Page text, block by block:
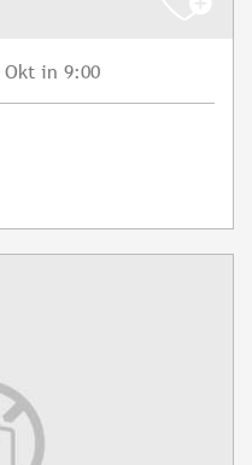
Okt in 9:00